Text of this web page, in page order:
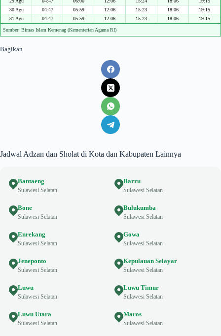
30 Agu
04:47 05:59 12:06 15:23 18:06
19:15
31 Agu
04:47 05:59 12:06 15:23 18:06 19:15
Sumber: Bimas Islam Kemenag (Kementerian Agama RI)
Bagikan
Jadwal Adzan dan Sholat di Kota dan Kabupaten Lainnya
Bantaeng
Sulawesi Selatan
Barru
Sulawesi Selatan
Bone
Sulawesi Selatan
Bulukumba
Sulawesi Selatan
Enrekang
Sulawesi Selatan
Gowa
Sulawesi Selatan
Jeneponto
Sulawesi Selatan
Kepulauan Selayar
Sulawesi Selatan
Luwu
Sulawesi Selatan
Luwu Timur
Sulawesi Selatan
Luwu Utara
Sulawesi Selatan
Maros
Sulawesi Selatan